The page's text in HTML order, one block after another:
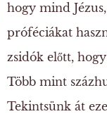
hogy mind
próféciákat
zsidók előtt,
Több mint
Tekintsünk át